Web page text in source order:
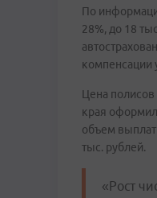
По
28%, до 18
компенсации
Цена
края
объем
тыс. рублей.
«Рост